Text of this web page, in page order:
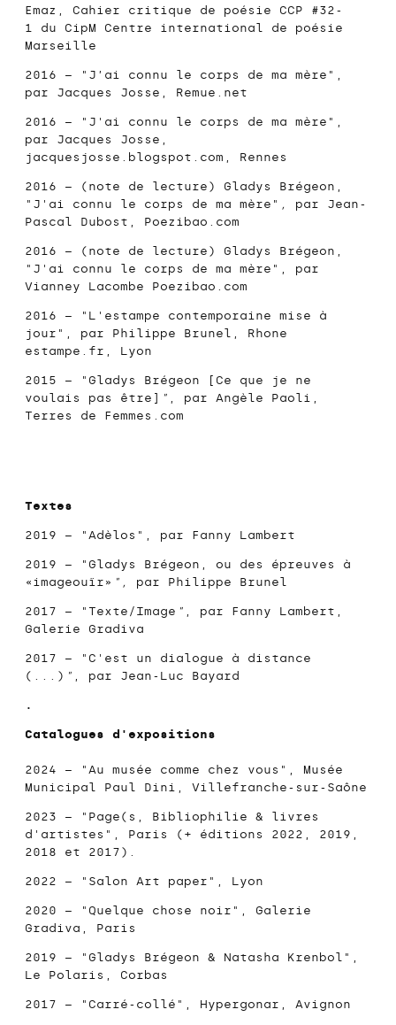
Emaz, Cahier critique de poésie CCP #32-
1 du CipM Centre international de poésie
Marseille
2016
– "J’ai connu le corps de ma mère",
par Jacques Josse, Remue.net
2016 – "J'ai connu le corps de ma mère",
par Jacques Josse,
jacquesjosse.blogspot.com , Rennes
2016 – (note de lecture) Gladys Brégeon,
"J'ai connu le corps de ma mère" ,
par Jean-
Pascal Dubost, Poezibao.com
2016 – (note de lecture) Gladys Brégeon,
"J'ai connu le corps de ma mère", par
Vianney Lacombe Poezibao.com
2016
– "L'estampe contemporaine mise à
jour", par Philippe Brunel, Rhone
estampe.fr , Lyon
2015
– "Gladys Brégeon [Ce que je ne
voulais pas être] " , par Angèle Paoli,
Terres de Femmes.com
Textes
2019 – " Adèlos ", par Fanny Lambert
2019 – " Gladys Brégeon, ou des épreuves à
«imageouïr» ", par Philippe Brunel
2017 – " Texte/Image " , par Fanny Lambert,
Galerie Gradiva
2017 – " C'est un dialogue à distance
(...) " , par Jean-Luc Bayard
.
Catalogues d'expositions
2024 –
"Au musée comme chez vous", Musée
Municipal Paul Dini , Villefranche-sur-Saône
2023 – " Page(s, Bibliophilie & livres
d'artistes ", Paris (+ éditions 2022, 2019,
2018 et 2017).
2022 – "Salon Art paper", Lyon
2020 – " Quelque chose noir", Galerie
Gradiva , Paris
2019 – "Gladys Brégeon & Natasha Krenbol",
Le Polaris, Corbas
2017 – "Carré-collé ", Hypergonar, Avignon